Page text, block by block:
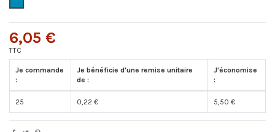
6,05 €
TTC
Je commande
:
Je bénéficie d'une remise unitaire
de :
J'économise
:
25 0,22 € 5,50 €